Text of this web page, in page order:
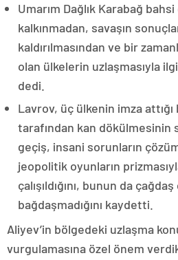
Umarım Dağlık Karabağ
kalkınmadan, savaşın
kaldırılmasından ve bir
olan ülkelerin uzlaşmasıyla
dedi.
Lavrov, üç ülkenin imza
tarafından kan dökülmesinin
geçiş, insani sorunların
jeopolitik oyunların
çalışıldığını, bunun da
bağdaşmadığını kaydetti.
Aliyev’in bölgedeki uzlaşma
vurgulamasına özel önem